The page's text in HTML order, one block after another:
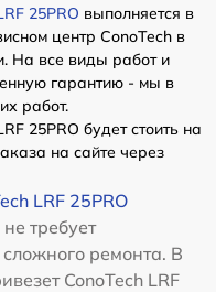
25PRO выполняется в
центр ConoTech в
На все виды работ и
гарантию - мы в
работ.
25PRO будет стоить на
на сайте через
LRF 25PRO
требует
ремонта. В
ConoTech LRF